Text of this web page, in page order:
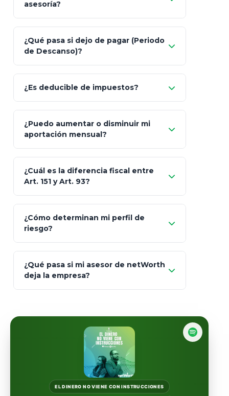
GNP (Proyecta)
Seguros Monterrey
Skandia (Crea)
MetLife (MetaLife)
Prudential
Fintual
Principal
Sura
asesoría?
¿Qué pasa si dejo de pagar (Periodo
de Descanso)?
¿Es deducible de impuestos?
¿Puedo aumentar o disminuir mi
aportación mensual?
¿Cuál es la diferencia fiscal entre
Art. 151 y Art. 93?
Art.
93
totalmente
libres de impuestos
¿Cómo determinan mi perfil de
riesgo?
¿Qué pasa si mi asesor de netWorth
deja la empresa?
automáticamente
EL DINERO NO VIENE CON INSTRUCCIONES